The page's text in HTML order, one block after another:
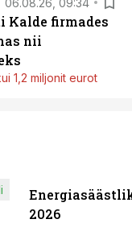
Kalde firmades
nii
1,2 miljonit eurot
2026